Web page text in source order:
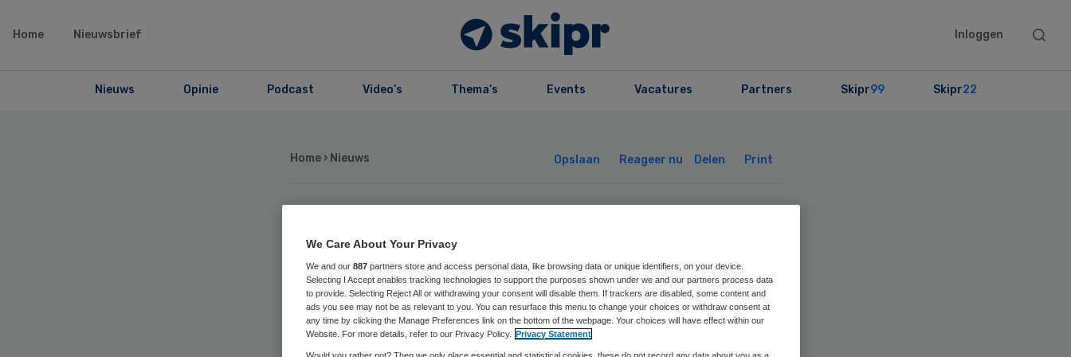
Home Nieuwsbrief Inloggen
Search
Nieuws Opinie Podcast Video’s Thema’s Events Vacatures Partners Skipr99 Skipr22
Home › Nieuws Opslaan Reageer nu Delen Print
Toekomst SEH van
ZGT Hengelo blijft
onzeker
We Care About Your Privacy
We and our 887 partners store and access personal data, like browsing data or unique identifiers, on your device.
Selecting I Accept enables tracking technologies to support the purposes shown under we and our partners process data
to provide. Selecting Reject All or withdrawing your consent will disable them. If trackers are disabled, some content and
ads you see may not be as relevant to you. You can resurface this menu to change your choices or withdraw consent at
any time by clicking the Manage Preferences link on the bottom of the webpage. Your choices will have effect within our
Website. For more details, refer to our Privacy Policy. Privacy Statement